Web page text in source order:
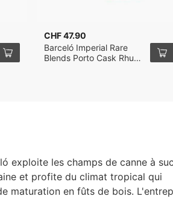
exploite les champs de canne à
et profite du climat tropical qui
maturation en fûts de bois.
CHF 47.90
Barceló Imperial Rare
Blends Porto Cask Rhum